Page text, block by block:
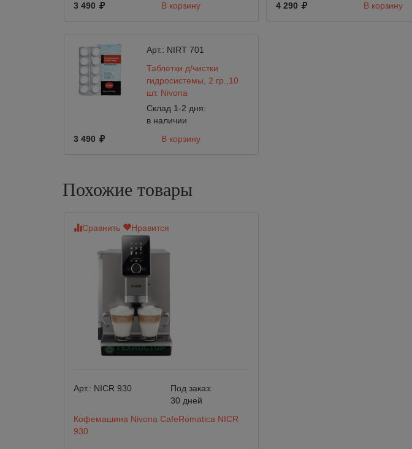
3 490
В корзину
Арт.: NIRT 701
Таблетки д/чистки
гидросистемы, 2 гр.,10
шт. Nivona
Склад 1-2 дня:
в наличии
3 490
В корзину
4 290
В корзину
Похожие товары
Сравнить Нравится
Арт.: NICR 930
Под заказ:
30 дней
Кофемашина Nivona CafeRomatica NICR
930